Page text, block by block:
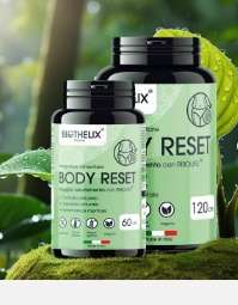
al
contenuto